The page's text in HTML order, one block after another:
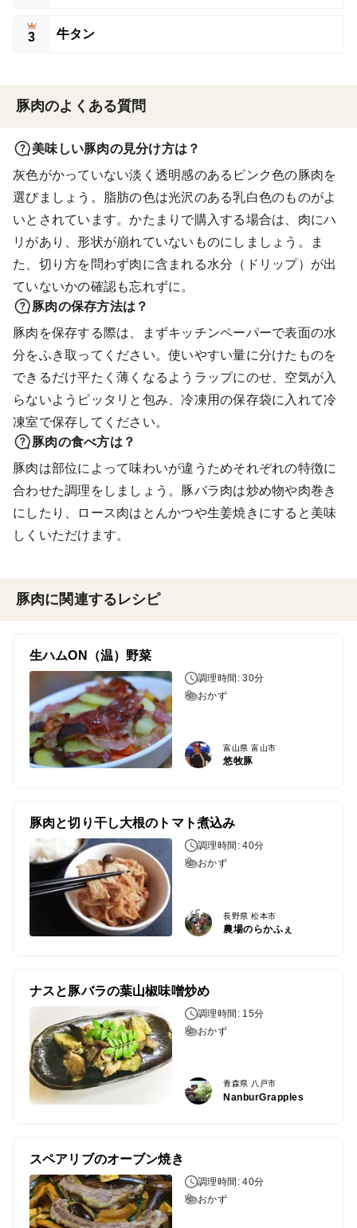
3 牛タン
豚肉のよくある質問
美味しい豚肉の見分け方は？
灰色がかっていない淡く透明感のあるピンク色の豚肉を
選びましょう。脂肪の色は光沢のある乳白色のものがよ
いとされています。かたまりで購入する場合は、肉にハ
リがあり、形状が崩れていないものにしましょう。ま
た、切り方を問わず肉に含まれる水分（ドリップ）が出
ていないかの確認も忘れずに。
豚肉の保存方法は？
豚肉を保存する際は、まずキッチンペーパーで表面の水
分をふき取ってください。使いやすい量に分けたものを
できるだけ平たく薄くなるようラップにのせ、空気が入
らないようピッタリと包み、冷凍用の保存袋に入れて冷
凍室で保存してください。
豚肉の食べ方は？
豚肉は部位によって味わいが違うためそれぞれの特徴に
合わせた調理をしましょう。豚バラ肉は炒め物や肉巻き
にしたり、ロース肉はとんかつや生姜焼きにすると美味
しくいただけます。
豚肉に関連するレシピ
生ハムON（温）野菜
調理時間: 30分
おかず
富山県 富山市
悠牧豚
豚肉と切り干し大根のトマト煮込み
調理時間: 40分
おかず
長野県 松本市
農場のらかふぇ
ナスと豚バラの葉山椒味噌炒め
調理時間: 15分
おかず
青森県 八戸市
NanburGrapples
スペアリブのオーブン焼き
調理時間: 40分
おかず